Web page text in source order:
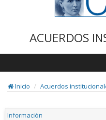
ACUERDOS
Inicio
Acuerdos
Información